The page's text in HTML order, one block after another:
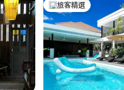
旅客精選榜首
旅客精選